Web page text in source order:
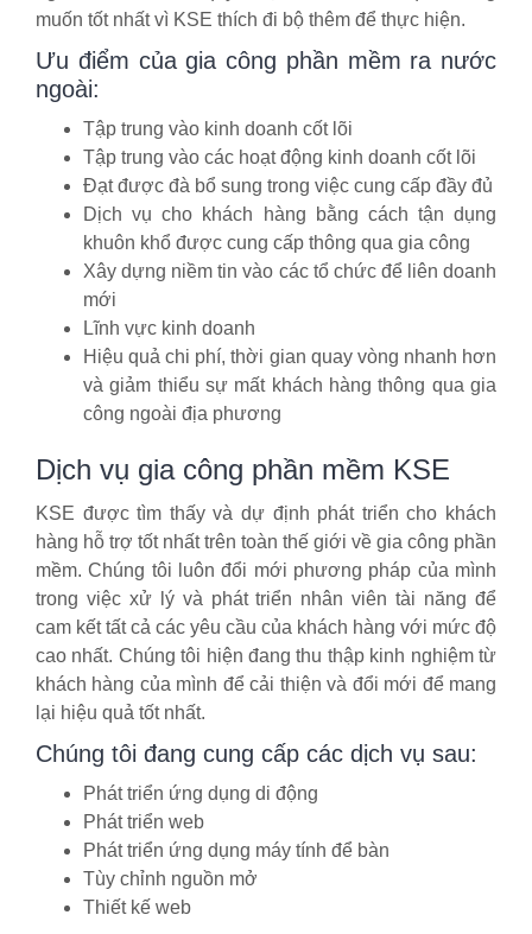
muốn tốt nhất vì KSE thích đi bộ thêm để thực hiện.
Ưu điểm của gia công phần mềm ra nước
ngoài:
Tập trung vào kinh doanh cốt lõi
Tập trung vào các hoạt động kinh doanh cốt lõi
Đạt được đà bổ sung trong việc cung cấp đầy đủ
Dịch vụ cho khách hàng bằng cách tận dụng
khuôn khổ được cung cấp thông qua gia công
Xây dựng niềm tin vào các tổ chức để liên doanh
mới
Lĩnh vực kinh doanh
Hiệu quả chi phí, thời gian quay vòng nhanh hơn
và giảm thiểu sự mất khách hàng thông qua gia
công ngoài địa phương
Dịch vụ gia công phần mềm KSE
KSE được tìm thấy và dự định phát triển cho khách
hàng hỗ trợ tốt nhất trên toàn thế giới về gia công phần
mềm. Chúng tôi luôn đổi mới phương pháp của mình
trong việc xử lý và phát triển nhân viên tài năng để
cam kết tất cả các yêu cầu của khách hàng với mức độ
cao nhất. Chúng tôi hiện đang thu thập kinh nghiệm từ
khách hàng của mình để cải thiện và đổi mới để mang
lại hiệu quả tốt nhất.
Chúng tôi đang cung cấp các dịch vụ sau:
Phát triển ứng dụng di động
Phát triển web
Phát triển ứng dụng máy tính để bàn
Tùy chỉnh nguồn mở
Thiết kế web